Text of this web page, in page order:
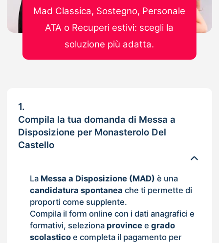
1.
Compila la tua domanda di Messa a
Disposizione per Monasterolo Del
Castello
La Messa a Disposizione (MAD) è una
candidatura spontanea che ti permette di
proporti come supplente.
Compila il form online con i dati anagrafici e
formativi, seleziona provincee grado
scolasticoe completa il pagamento per
Mad Classica, Sostegno, Personale
ATA o Recuperi estivi: scegli la
soluzione più adatta.